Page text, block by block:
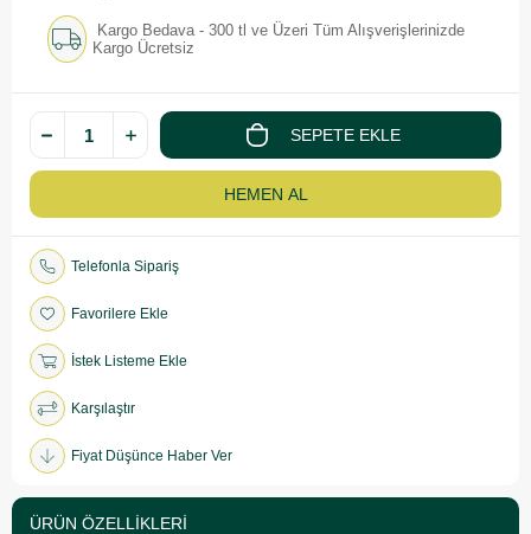
Kargo Bedava - 300 tl ve Üzeri Tüm Alışverişlerinizde
Kargo Ücretsiz
Telefonla Sipariş
Favorilere Ekle
İstek Listeme Ekle
Karşılaştır
Fiyat Düşünce Haber Ver
ÜRÜN ÖZELLIKLERI